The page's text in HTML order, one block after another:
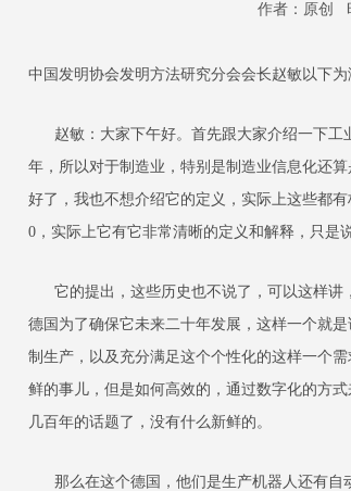
作者：原创
中国发明协会发明方法研究分会会长赵敏以下为
赵敏：大家下午好。首先跟大家介绍一下工
年，所以对于制造业，特别是制造业信息化还
好了，我也不想介绍它的定义，实际上这些都
0，实际上它有它非常清晰的定义和解释，只是
它的提出，这些历史也不说了，可以这样讲
德国为了确保它未来二十年发展，这样一个就
制生产，以及充分满足这个个性化的这样一个
鲜的事儿，但是如何高效的，通过数字化的方
几百年的话题了，没有什么新鲜的。
那么在这个德国，他们是生产机器人还有自